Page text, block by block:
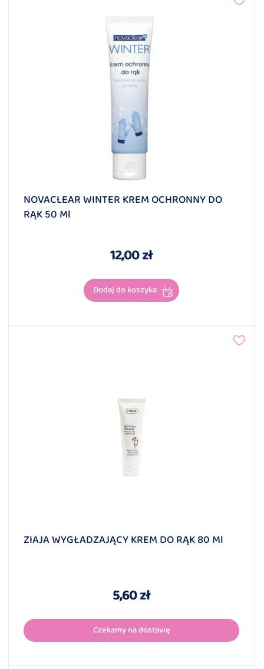
NOVACLEAR WINTER KREM OCHRONNY DO
RĄK 50 Ml
12,00 zł
Dodaj do koszyka
ZIAJA WYGŁADZAJĄCY KREM DO RĄK 80 Ml
5,60 zł
Czekamy na dostawę